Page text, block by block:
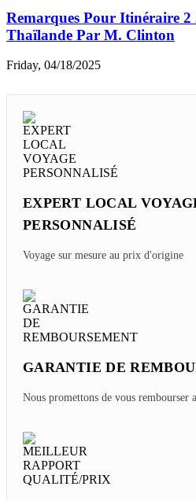
Remarques Pour Itinéraire
Thaïlande Par M. Clinton
Friday, 04/18/2025
EXPERT LOCAL
PERSONNALISÉ
Voyage sur mesure au prix d'origine
GARANTIE DE
Nous promettons de vous rembourser